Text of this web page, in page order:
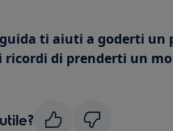
ti aiuti a goderti un
ricordi di prenderti un